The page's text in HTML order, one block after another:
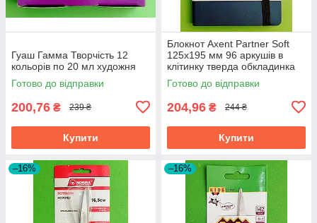
Гуаш Гамма Творчість 12
кольорів по 20 мл художня
Готово до відправки
200,76 ₴ 239 ₴
Купити
Блокнот Axent Partner Soft
125х195 мм 96 аркушів в
клітинку тверда обкладинка
синій
Готово до відправки
204,96 ₴ 244 ₴
Купити
–16% –16%